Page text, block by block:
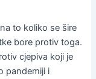
to koliko se šire
bore protiv toga.
cjepiva koji je
pandemiji i